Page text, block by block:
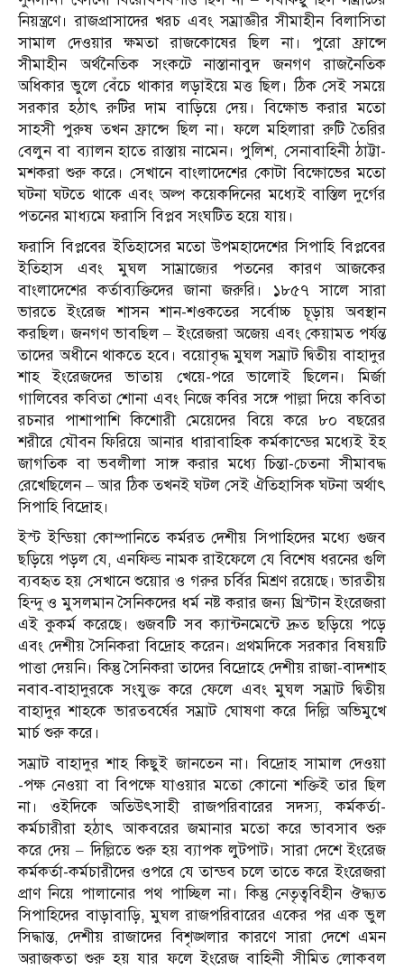
নিয়ন্ত্রণে। রাজপ্রাসাদের খরচ এবং সম্রাজ্ঞীর সীমাহীন বিলাসিতা
সামাল দেওয়ার ক্ষমতা রাজকোষের ছিল না। পুরো ফ্রান্সে
সীমাহীন অর্থনৈতিক সংকটে নাস্তানাবুদ জনগণ রাজনৈতিক
অধিকার ভুলে বেঁচে থাকার লড়াইয়ে মত্ত ছিল। ঠিক সেই সময়ে
সরকার হঠাৎ রুটির দাম বাড়িয়ে দেয়। বিক্ষোভ করার মতো
সাহসী পুরুষ তখন ফ্রান্সে ছিল না। ফলে মহিলারা রুটি তৈরির
বেলুন বা ব্যালন হাতে রাস্তায় নামেন। পুলিশ, সেনাবাহিনী ঠাট্টা-
মশকরা শুরু করে। সেখানে বাংলাদেশের কোটা বিক্ষোভের মতো
ঘটনা ঘটতে থাকে এবং অল্প কয়েকদিনের মধ্যেই বাস্তিল দুর্গের
পতনের মাধ্যমে ফরাসি বিপ্লব সংঘটিত হয়ে যায়।
ফরাসি বিপ্লবের ইতিহাসের মতো উপমহাদেশের সিপাহি বিপ্লবের
ইতিহাস এবং মুঘল সাম্রাজ্যের পতনের কারণ আজকের
বাংলাদেশের কর্তাব্যক্তিদের জানা জরুরি। ১৮৫৭ সালে সারা
ভারতে ইংরেজ শাসন শান-শওকতের সর্বোচ্চ চূড়ায় অবস্থান
করছিল। জনগণ ভাবছিল – ইংরেজরা অজেয় এবং কেয়ামত পর্যন্ত
তাদের অধীনে থাকতে হবে। বয়োবৃদ্ধ মুঘল সম্রাট দ্বিতীয় বাহাদুর
শাহ ইংরেজদের ভাতায় খেয়ে-পরে ভালোই ছিলেন। মির্জা
গালিবের কবিতা শোনা এবং নিজে কবির সঙ্গে পাল্লা দিয়ে কবিতা
রচনার পাশাপাশি কিশোরী মেয়েদের বিয়ে করে ৮০ বছরের
শরীরে যৌবন ফিরিয়ে আনার ধারাবাহিক কর্মকান্ডের মধ্যেই ইহ
জাগতিক বা ভবলীলা সাঙ্গ করার মধ্যে চিন্তা-চেতনা সীমাবদ্ধ
রেখেছিলেন – আর ঠিক তখনই ঘটল সেই ঐতিহাসিক ঘটনা অর্থাৎ
সিপাহি বিদ্রোহ।
ইস্ট ইন্ডিয়া কোম্পানিতে কর্মরত দেশীয় সিপাহিদের মধ্যে গুজব
ছড়িয়ে পড়ল যে, এনফিল্ড নামক রাইফেলে যে বিশেষ ধরনের গুলি
ব্যবহৃত হয় সেখানে শুয়োর ও গরুর চর্বির মিশ্রণ রয়েছে। ভারতীয়
হিন্দু ও মুসলমান সৈনিকদের ধর্ম নষ্ট করার জন্য খ্রিস্টান ইংরেজরা
এই কুকর্ম করেছে। গুজবটি সব ক্যান্টনমেন্টে দ্রুত ছড়িয়ে পড়ে
এবং দেশীয় সৈনিকরা বিদ্রোহ করেন। প্রথমদিকে সরকার বিষয়টি
পাত্তা দেয়নি। কিন্তু সৈনিকরা তাদের বিদ্রোহে দেশীয় রাজা-বাদশাহ
নবাব-বাহাদুরকে সংযুক্ত করে ফেলে এবং মুঘল সম্রাট দ্বিতীয়
বাহাদুর শাহকে ভারতবর্ষের সম্রাট ঘোষণা করে দিল্লি অভিমুখে
মার্চ শুরু করে।
সম্রাট বাহাদুর শাহ কিছুই জানতেন না। বিদ্রোহ সামাল দেওয়া
-পক্ষ নেওয়া বা বিপক্ষে যাওয়ার মতো কোনো শক্তিই তার ছিল
না। ওইদিকে অতিউৎসাহী রাজপরিবারের সদস্য, কর্মকর্তা-
কর্মচারীরা হঠাৎ আকবরের জমানার মতো করে ভাবসাব শুরু
করে দেয় – দিল্লিতে শুরু হয় ব্যাপক লুটপাট। সারা দেশে ইংরেজ
কর্মকর্তা-কর্মচারীদের ওপরে যে তান্ডব চলে তাতে করে ইংরেজরা
প্রাণ নিয়ে পালানোর পথ পাচ্ছিল না। কিন্তু নেতৃত্ববিহীন ঔদ্ধ্যত
সিপাহিদের বাড়াবাড়ি, মুঘল রাজপরিবারের একের পর এক ভুল
সিদ্ধান্ত, দেশীয় রাজাদের বিশৃঙ্খলার কারণে সারা দেশে এমন
অরাজকতা শুরু হয় যার ফলে ইংরেজ বাহিনী সীমিত লোকবল